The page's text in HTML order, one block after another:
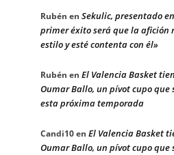
Rubén en Sekulic, presentado
primer éxito será que la afición
estilo y esté contenta con él»
Rubén en El Valencia Basket
Oumar Ballo, un pívot cupo que
esta próxima temporada
Candi10en El Valencia Basket
Oumar Ballo, un pívot cupo que